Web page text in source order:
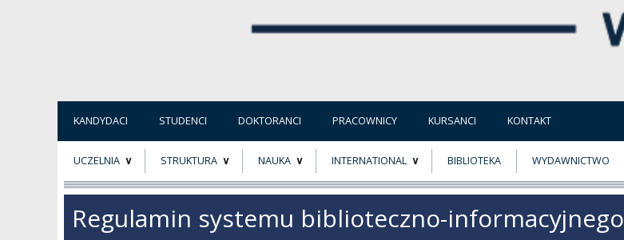
KANDYDACI STUDENCI DOKTORANCI PRACOWNICY KURSANCI KONTAKT
UCZELNIA STRUKTURA NAUKA INTERNATIONAL BIBLIOTEKA WYDAWNICTWO
Regulamin systemu biblioteczno-informacyjnego